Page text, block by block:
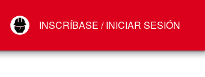
INSCRÍBASE / INICIAR SESIÓN
Conectar